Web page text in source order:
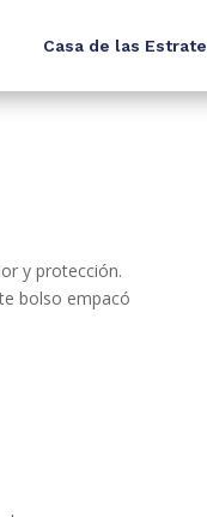
Casa de las
y protección.
bolso empacó